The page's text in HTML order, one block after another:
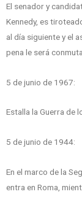
El senador y
Kennedy, es
al día siguiente y el
pena le será
5 de junio de 1967:
Estalla la Guerra de
5 de junio de 1944:
En el marco de la
entra en Roma,